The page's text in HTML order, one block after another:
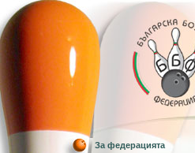
За федерацията